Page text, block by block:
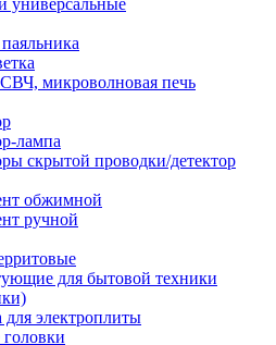
универсальные
микроволновая печь
лампа
скрытой проводки/детектор
обжимной
ручной
для бытовой техники
электроплиты